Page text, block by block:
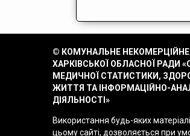
© КОМУНАЛЬНЕ
ХАРКІВСЬКОЇ ОБЛАСНОЇ РАДИ
МЕДИЧНОЇ СТАТИСТИКИ,
ЖИТТЯ ТА ІНФОРМАЦІЙНО-
ДІЯЛЬНОСТІ»
Використання будь-яких
цьому сайті, дозволяється при